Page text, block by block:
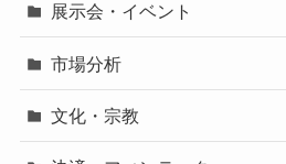
展示会・イベント
市場分析
文化・宗教